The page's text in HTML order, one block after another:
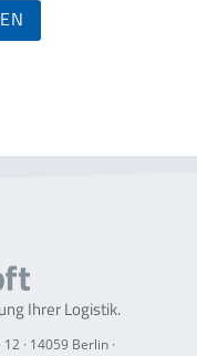
Ihrer Logistik.
· 14059 Berlin ·